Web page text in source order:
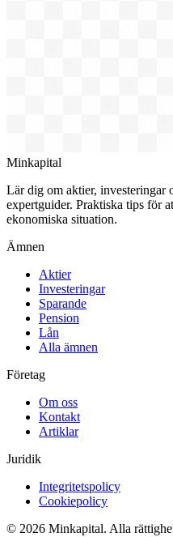
Minkapital
Lär dig om aktier, investeringar
expertguider. Praktiska tips för
ekonomiska situation.
Ämnen
Aktier
Investeringar
Sparande
Pension
Lån
Alla ämnen
Företag
Om oss
Kontakt
Artiklar
Juridik
Integritetspolicy
Cookiepolicy
© 2026 Minkapital. Alla